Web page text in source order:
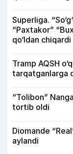
Superliga.
“Paxtakor”
qo‘ldan chiqardi
Tramp AQSH
tarqatganlarga
“Tolibon”
tortib oldi
Diomande
aylandi